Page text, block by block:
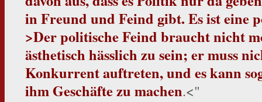
in Freund und Feind gibt. Es ist eine
>Der politische Feind braucht nicht
ästhetisch hässlich zu sein; er muss
Konkurrent auftreten, und es kann
ihm Geschäfte zu machen.<"